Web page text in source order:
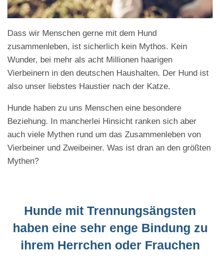
Dass wir Menschen gerne mit dem Hund
zusammenleben, ist sicherlich kein Mythos. Kein
Wunder, bei mehr als acht Millionen haarigen
Vierbeinern in den deutschen Haushalten. Der Hund ist
also unser liebstes Haustier nach der Katze.
Hunde haben zu uns Menschen eine besondere
Beziehung. In mancherlei Hinsicht ranken sich aber
auch viele Mythen rund um das Zusammenleben von
Vierbeiner und Zweibeiner. Was ist dran an den größten
Mythen?
Hunde mit Trennungsängsten
haben eine sehr enge Bindung zu
ihrem Herrchen oder Frauchen